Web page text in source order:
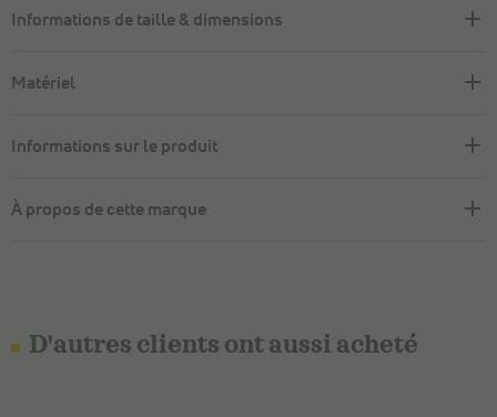
Informations de taille & dimensions
Matériel
Informations sur le produit
À propos de cette marque
D'autres clients ont aussi acheté